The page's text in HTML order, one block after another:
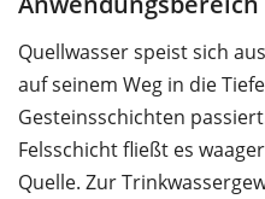
Quellwasser speist sich
auf seinem Weg in die
Gesteinsschichten
Felsschicht fließt es
Quelle. Zur